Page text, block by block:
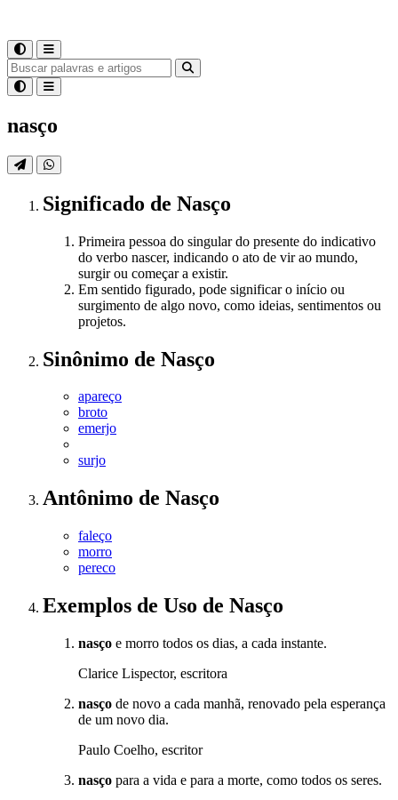
nasço
Significado de Nasço
Primeira pessoa do singular do presente do indicativo
do verbo nascer, indicando o ato de vir ao mundo,
surgir ou começar a existir.
Em sentido figurado, pode significar o início ou
surgimento de algo novo, como ideias, sentimentos ou
projetos.
Sinônimo de Nasço
apareço
broto
emerjo
surjo
Antônimo de Nasço
faleço
morro
pereco
Exemplos de Uso de Nasço
nasço e morro todos os dias, a cada instante.
Clarice Lispector, escritora
nasço de novo a cada manhã, renovado pela esperança
de um novo dia.
Paulo Coelho, escritor
nasço para a vida e para a morte, como todos os seres.